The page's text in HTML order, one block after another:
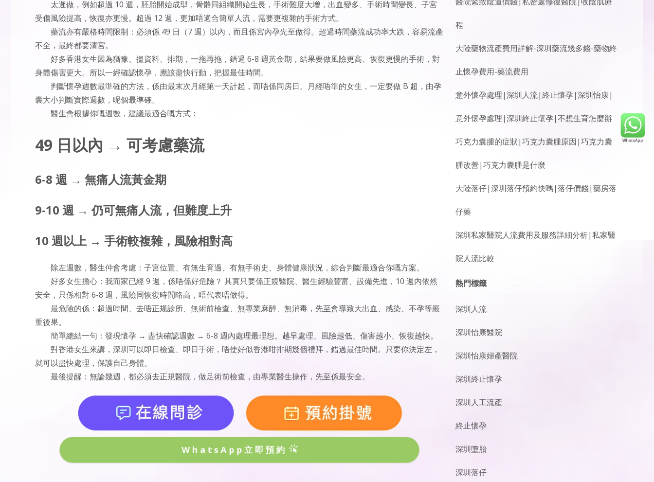
太遲做，例如超過 10 週，胚胎開始成型，骨骼同組織開始生長，手術難度大增，出血變多、手術時間變長、子宮
受傷風險提高，恢復亦更慢。超過 12 週，更加唔適合簡單人流，需要更複雜的手術方式。
藥流亦有嚴格時間限制：必須係 49 日（7 週）以內，而且係宮內孕先至做得。超過時間藥流成功率大跌，容易流產
不全，最終都要清宮。
好多香港女生因為猶豫、搵資料、排期，一拖再拖，錯過 6-8 週黃金期，結果要做風險更高、恢復更慢的手術，對
身體傷害更大。所以一經確認懷孕，應該盡快行動，把握最佳時間。
判斷懷孕週數最準確的方法，係由最末次月經第一天計起，而唔係同房日。月經唔準的女生，一定要做 B 超，由孕
囊大小判斷實際週數，呢個最準確。
醫生會根據你嘅週數，建議最適合嘅方式：
49 日以內 → 可考慮藥流
6-8 週 → 無痛人流黃金期
9-10 週 → 仍可無痛人流，但難度上升
10 週以上 → 手術較複雜，風險相對高
除左週數，醫生仲會考慮：子宮位置、有無生育過、有無手術史、身體健康狀況，綜合判斷最適合你嘅方案。
好多女生擔心：我而家已經 9 週，係唔係好危險？ 其實只要係正規醫院、醫生經驗豐富、設備先進，10 週內依然
安全，只係相對 6-8 週，風險同恢復時間略高，唔代表唔做得。
最危險的係：超過時間、去唔正规診所、無術前檢查、無專業麻醉、無消毒，先至會導致大出血、感染、不孕等嚴
重後果。
簡單總結一句：發現懷孕 → 盡快確認週數 → 6-8 週內處理最理想。越早處理、風險越低、傷害越小、恢復越快。
對香港女生來講，深圳可以即日檢查、即日手術，唔使好似香港咁排期幾個禮拜，錯過最佳時間。只要你決定左，
就可以盡快處理，保護自己身體。
最後提醒：無論幾週，都必須去正規醫院，做足術前檢查，由專業醫生操作，先至係最安全。
WhatsApp立即預約
程
大陸藥物流產費用詳解-深圳藥流幾多錢-藥物終
止懷孕費用-藥流費用
意外懷孕處理|深圳人流|終止懷孕|深圳怡康|
意外懷孕處理|深圳終止懷孕|不想生育怎麼辦
巧克力囊腫的症狀|巧克力囊腫原因|巧克力囊
腫改善|巧克力囊腫是什麼
大陸落仔|深圳落仔預約快嗎|落仔價錢|藥房落
仔藥
深圳私家醫院人流費用及服務詳細分析|私家醫
院人流比較
熱門標籤
深圳人流
深圳怡康醫院
深圳怡康婦產醫院
深圳終止懷孕
深圳人工流產
終止懷孕
深圳墮胎
深圳落仔